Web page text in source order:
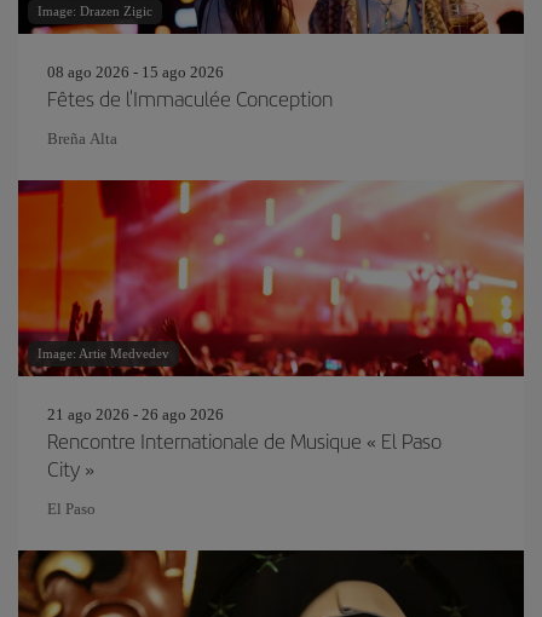
Image: Drazen Zigic
08 ago 2026 - 15 ago 2026
Fêtes de l'Immaculée Conception
Breña Alta
Image: Artie Medvedev
21 ago 2026 - 26 ago 2026
Rencontre Internationale de Musique « El Paso
City »
El Paso